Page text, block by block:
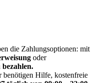
die Zahlungsoptionen: mit
oder
benötigen Hilfe, kostenfreie